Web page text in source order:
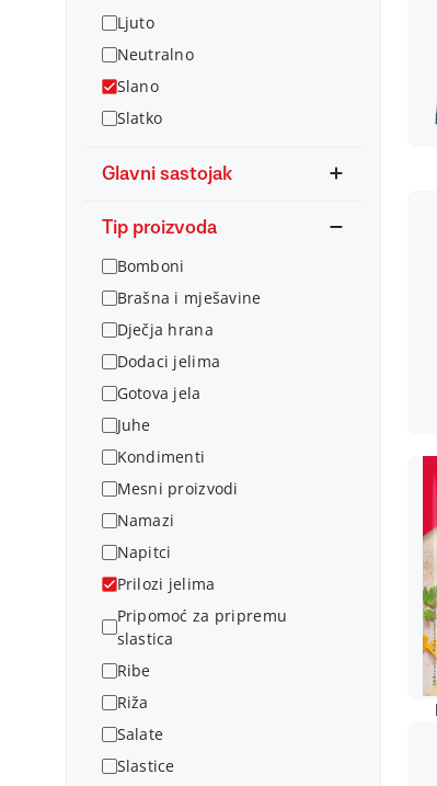
Ljuto
Neutralno
Slano
Slatko
Glavni sastojak
Tip proizvoda
Bomboni
Brašna i mješavine
Dječja hrana
Dodaci jelima
Gotova jela
Juhe
Kondimenti
Mesni proizvodi
Namazi
Napitci
Prilozi jelima
Pripomoć za pripremu
slastica
Ribe
Riža
Salate
Slastice